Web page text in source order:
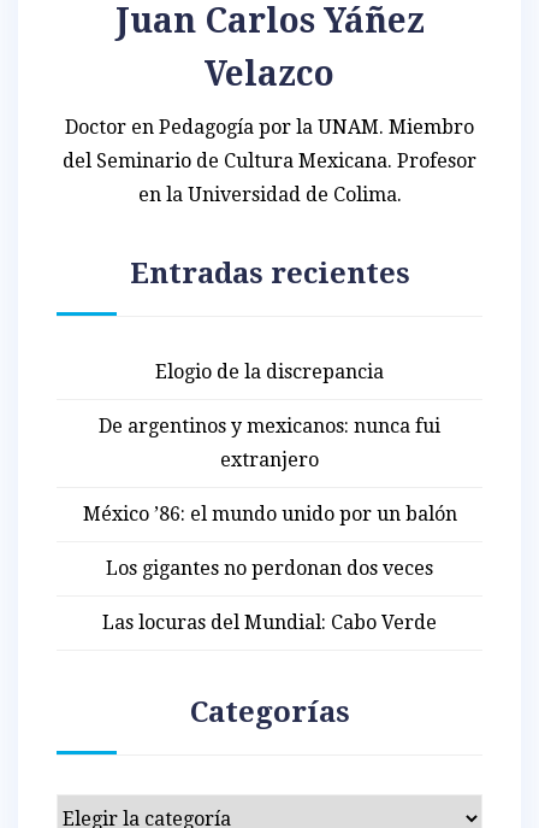
Juan Carlos Yáñez
Velazco
Doctor en Pedagogía por la UNAM. Miembro
del Seminario de Cultura Mexicana. Profesor
en la Universidad de Colima.
Entradas recientes
Elogio de la discrepancia
De argentinos y mexicanos: nunca fui
extranjero
México ’86: el mundo unido por un balón
Los gigantes no perdonan dos veces
Las locuras del Mundial: Cabo Verde
Categorías
Categorías